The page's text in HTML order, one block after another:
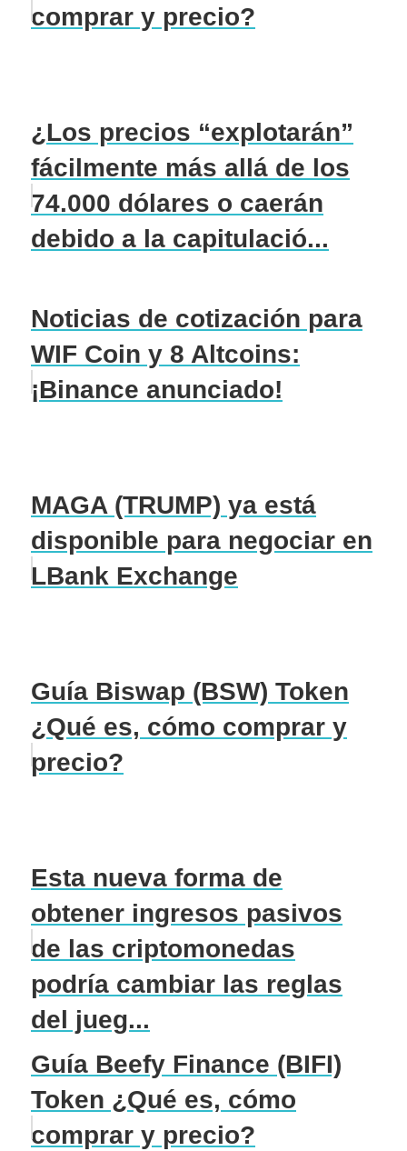
comprar y precio?
¿Los precios “explotarán”
fácilmente más allá de los
74.000 dólares o caerán
debido a la capitulació...
Noticias de cotización para
WIF Coin y 8 Altcoins:
¡Binance anunciado!
MAGA (TRUMP) ya está
disponible para negociar en
LBank Exchange
Guía Biswap (BSW) Token
¿Qué es, cómo comprar y
precio?
Esta nueva forma de
obtener ingresos pasivos
de las criptomonedas
podría cambiar las reglas
del jueg...
Guía Beefy Finance (BIFI)
Token ¿Qué es, cómo
comprar y precio?